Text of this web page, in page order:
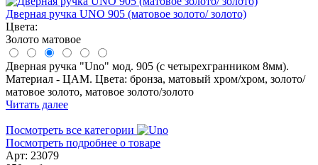
Дверная ручка UNO 905 (матовое золото/ золото)
Цвета:
Золото матовое
Дверная ручка "Uno" мод. 905 (с четырехгранником 8мм).
Материал - ЦАМ. Цвета: бронза, матовый хром/хром, золото/
матовое золото, матовое золото/золото
Читать далее
Посмотреть все категории
Посмотреть подробнее о товаре
Арт: 23079